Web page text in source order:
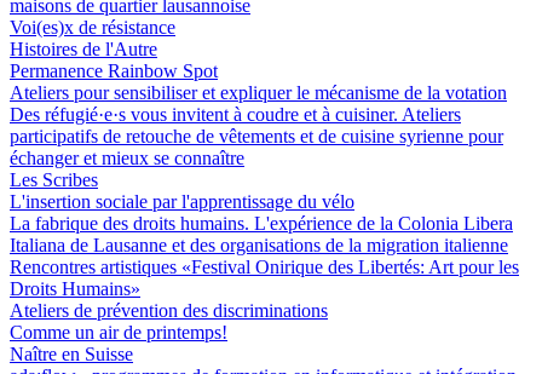
maisons de quartier lausannoise
Voi(es)x de résistance
Histoires de l'Autre
Permanence Rainbow Spot
Ateliers pour sensibiliser et expliquer le mécanisme de la votation
Des réfugié·e·s vous invitent à coudre et à cuisiner. Ateliers
participatifs de retouche de vêtements et de cuisine syrienne pour
échanger et mieux se connaître
Les Scribes
L'insertion sociale par l'apprentissage du vélo
La fabrique des droits humains. L'expérience de la Colonia Libera
Italiana de Lausanne et des organisations de la migration italienne
Rencontres artistiques «Festival Onirique des Libertés: Art pour les
Droits Humains»
Ateliers de prévention des discriminations
Comme un air de printemps!
Naître en Suisse